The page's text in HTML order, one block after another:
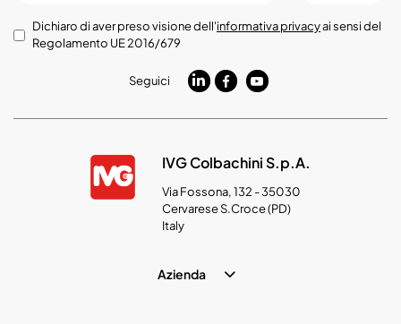
Dichiaro di aver preso visione dell'informativa privacyai sensi del
Regolamento UE 2016/679
Seguici
IVG Colbachini S.p.A.
Via Fossona, 132 - 35030
Cervarese S.Croce (PD)
Italy
Azienda